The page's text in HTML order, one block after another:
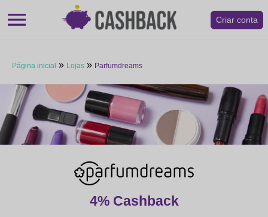
menu Criar conta
Página inicial » Lojas » Parfumdreams
4% Cashback